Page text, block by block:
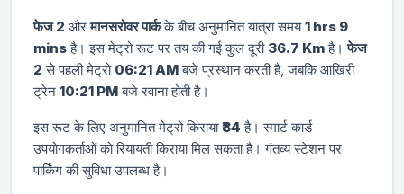
फेज 2 औरमानसरोवर पार्कके बीच अनुमानित यात्रा समय1 hrs 9
minsहै। इस मेट्रो रूट पर तय की गई कुल दूरी 36.7 Kmहै।फेज
2 से पहली मेट्रो 06:21 AMबजे प्रस्थान करती है, जबकि आखिरी
ट्रेन 10:21 PMबजे रवाना होती है।
इस रूट के लिए अनुमानित मेट्रो किराया₹84 है। स्मार्ट कार्ड
उपयोगकर्ताओं को रियायती किराया मिल सकता है। गंतव्य स्टेशन पर
पार्किंग की सुविधा उपलब्ध है।